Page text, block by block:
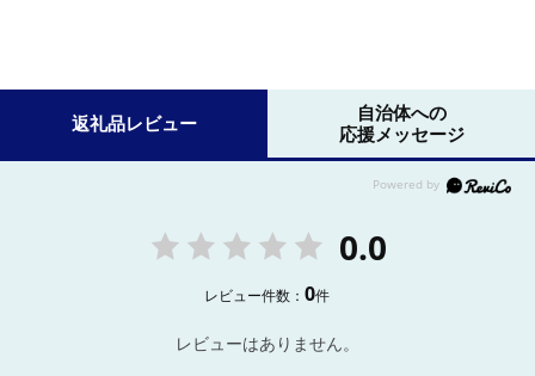
返礼品レビュー
自治体への
応援メッセージ
0.0
レビュー件数：0件
レビューはありません。